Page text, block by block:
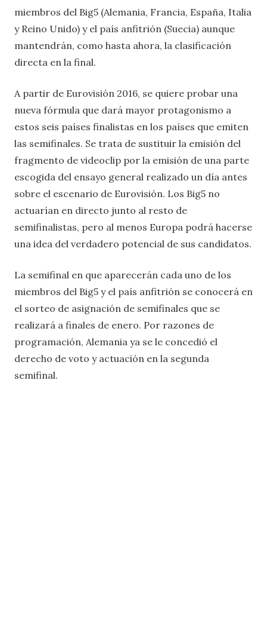
miembros del Big5 (Alemania, Francia, España, Italia
y Reino Unido) y el país anfitrión (Suecia) aunque
mantendrán, como hasta ahora, la clasificación
directa en la final.
A partir de Eurovisión 2016, se quiere probar una
nueva fórmula que dará mayor protagonismo a
estos seis países finalistas en los países que emiten
las semifinales. Se trata de sustituir la emisión del
fragmento de videoclip por la emisión de una parte
escogida del ensayo general realizado un día antes
sobre el escenario de Eurovisión. Los Big5 no
actuarían en directo junto al resto de
semifinalistas, pero al menos Europa podrá hacerse
una idea del verdadero potencial de sus candidatos.
La semifinal en que aparecerán cada uno de los
miembros del Big5 y el país anfitrión se conocerá en
el sorteo de asignación de semifinales que se
realizará a finales de enero. Por razones de
programación, Alemania ya se le concedió el
derecho de voto y actuación en la segunda
semifinal.